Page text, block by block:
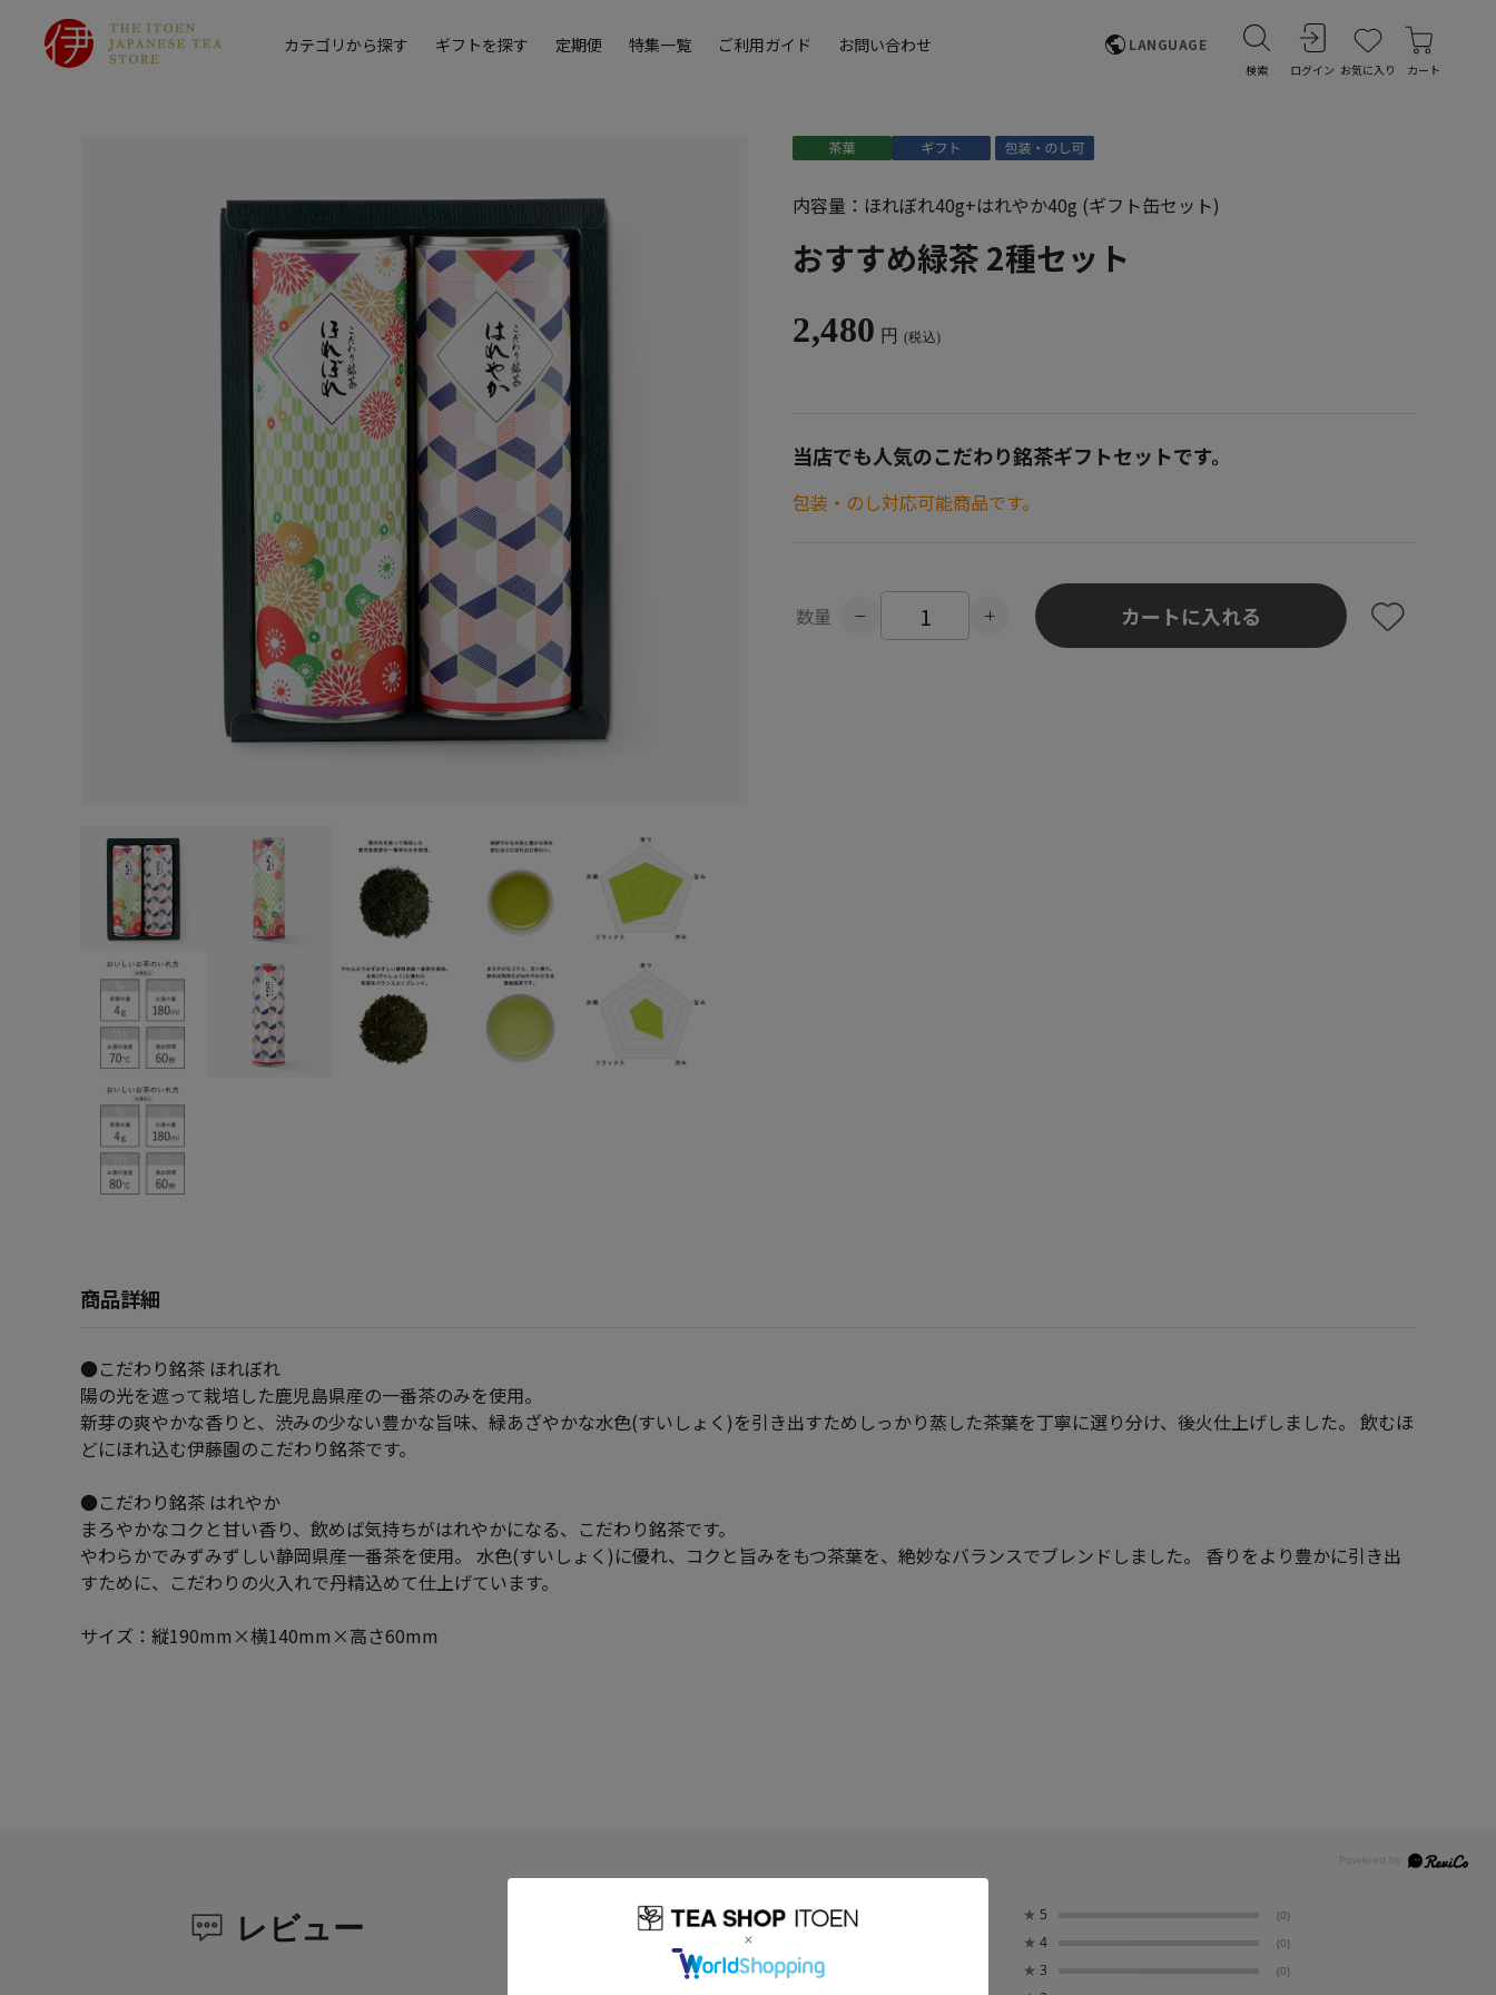
カテゴリから探す ギフトを探す 定期便 特集一覧 ご利用ガイド お問い合わせ LANGUAGE
検索 ログイン お気に入り カート
内容量：ほれぼれ40g+はれやか40g (ギフト缶セット)
おすすめ緑茶 2種セット
2,480 円 (税込)
当店でも人気のこだわり銘茶ギフトセットです。
包装・のし対応可能商品です。
数量 カートに入れる
商品詳細
●こだわり銘茶 ほれぼれ
陽の光を遮って栽培した鹿児島県産の一番茶のみを使用。
新芽の爽やかな香りと、渋みの少ない豊かな旨味、緑あざやかな水色(すいしょく)を引き出すためしっかり蒸した茶葉を丁寧に選り分け、後火仕上げしました。 飲むほ
どにほれ込む伊藤園のこだわり銘茶です。
●こだわり銘茶 はれやか
まろやかなコクと甘い香り、飲めば気持ちがはれやかになる、こだわり銘茶です。
やわらかでみずみずしい静岡県産一番茶を使用。 水色(すいしょく)に優れ、コクと旨みをもつ茶葉を、絶妙なバランスでブレンドしました。 香りをより豊かに引き出
すために、こだわりの火入れで丹精込めて仕上げています。
サイズ：縦190mm×横140mm×高さ60mm
レビュー
レビュー件数：
★ 5 (0)
★ 4 (0)
★ 3 (0)